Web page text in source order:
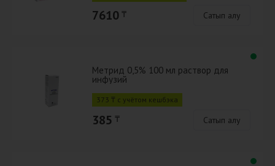
7610 ₸ Сатып алу
Метрид 0,5% 100 мл раствор для
инфузий
373 ₸ с учётом кешбэка
385 ₸ Сатып алу